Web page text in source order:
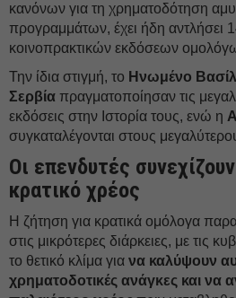
κανόνων για τη χρηματοδότηση
προγραμμάτων, έχει ήδη αντλήσει
κοινοπρακτικών εκδόσεων
Την ίδια στιγμή, το Ηνωμένο
Σερβία πραγματοποίησαν τις
εκδόσεις στην Ιστορία τους, ενώ η
συγκαταλέγονται στους
Οι επενδυτές
κρατικό χρέος
Η ζήτηση για κρατικά ομόλογα
στις μικρότερες διάρκειες, με τις
το θετικό κλίμα για να καλύψουν
χρηματοδοτικές ανάγκες και να